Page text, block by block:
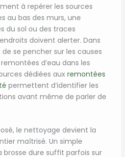
à repérer les sources
au bas des murs, une
du sol ou des traces
doivent alerter. Dans
se pencher sur les causes
d’eau dans les
dédiées aux remontées
permettent d’identifier les
avant même de parler de
le nettoyage devient la
maîtrisé. Un simple
brosse dure suffit parfois sur